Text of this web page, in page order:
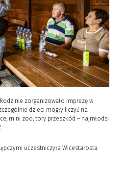
zorganizowało imprezę w
dzieci mogły liczyć na
mini zoo, tory przeszkód – najmłodsi
uczestniczyła Wicestarosta